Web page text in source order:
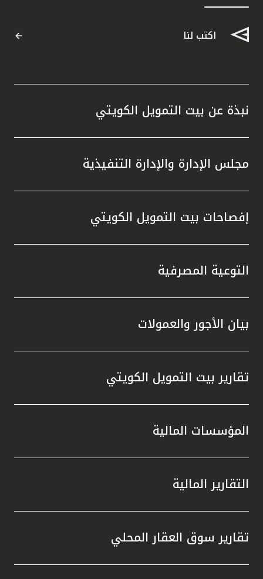
خدمات ما بعد البيع
اتصل بنا
مواقع الفروع وأجهزة الصرف الآلي
ألمانيا
تركيا
مصر
المملكة المتحدة
اكتب لنا
نبذة عن بيت التمويل الكويتي
مجلس الإدارة والإدارة التنفيذية
إفصاحات بيت التمويل الكويتي
التوعية المصرفية
بيان الأجور والعمولات
تقارير بيت التمويل الكويتي
المؤسسات المالية
التقارير المالية
تقارير سوق العقار المحلي